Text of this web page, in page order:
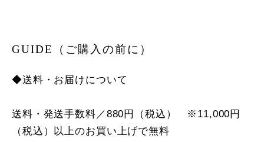
GUIDE（ご購入の前に）
◆送料・お届けについて
送料・発送手数料／880円（税込） ※11,000円
（税込）以上のお買い上げで無料